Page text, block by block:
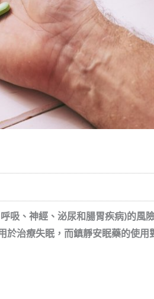
吸、神經、泌尿和腸胃疾病)的風
於治療失眠，而鎮靜安眠藥的使用